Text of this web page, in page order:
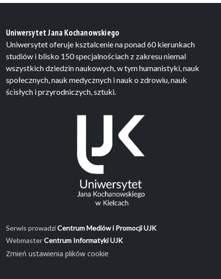
Uniwersytet Jana Kochanowskiego
Uniwersytet oferuje ksztalcenie na ponad 60 kierunkach
studiów i blisko 150 specjalnościach z zakresu niemal
wszystkich dziedzin naukowych, w tym humanistyki, nauk
społecznych, nauk medycznych i nauk o zdrowiu, nauk
ścisłych i przyrodniczych, sztuki.
Serwis prowadziCentrum Mediów i Promocji UJK
WebmasterCentrum Informatyki UJK
Zmień ustawienia plików cookie